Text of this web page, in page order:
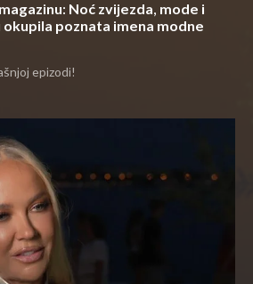
Noć zvijezda, mode i
poznata imena modne
epizodi!